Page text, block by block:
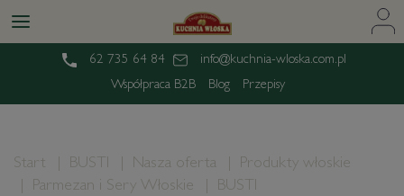
62 735 64 84
info@kuchnia-wloska.com.pl
Współpraca B2B
Blog Przepisy
Start BUSTI Nasza oferta
Produkty włoskie
Parmezan i Sery Włoskie
BUSTI